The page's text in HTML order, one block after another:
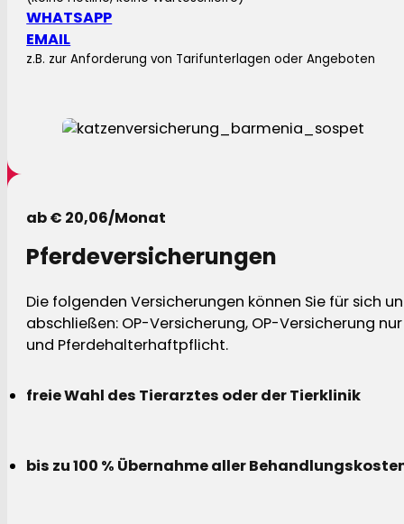
WHATSAPP
EMAIL
z.B. zur Anforderung von Tarifunterlagen oder Angeboten
ab € 20,06/Monat
Pferdeversicherungen
Die folgenden Versicherungen können Sie für sich
abschließen: OP-Versicherung, OP-Versicherung
und Pferdehalterhaftpflicht.
freie Wahl des Tierarztes oder der Tierklinik
bis zu 100 % Übernahme aller